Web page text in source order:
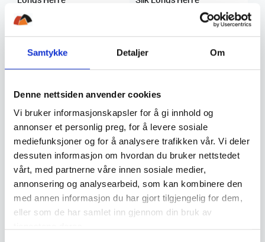
Samtykke Detaljer Om
Denne nettsiden anvender cookies
Vi bruker informasjonskapsler for å gi innhold og
annonser et personlig preg, for å levere sosiale
mediefunksjoner og for å analysere trafikken vår. Vi deler
dessuten informasjon om hvordan du bruker nettstedet
vårt, med partnerne våre innen sosiale medier,
annonsering og analysearbeid, som kan kombinere den
med annen informasjon du har gjort tilgjengelig for dem,
eller som de har samlet inn gjennom din bruk av
1.299
Devold
Devold Multi Sport Merino
190 Longs Man
Devold
Devold WOOL MESH MAN
LONG JOHNS Herre
1.099